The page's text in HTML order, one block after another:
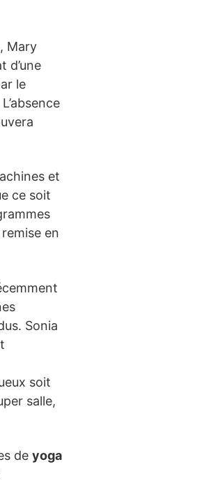
Mary
d’une
le
et
ce soit
en
Sonia
soit
salle,
de yoga